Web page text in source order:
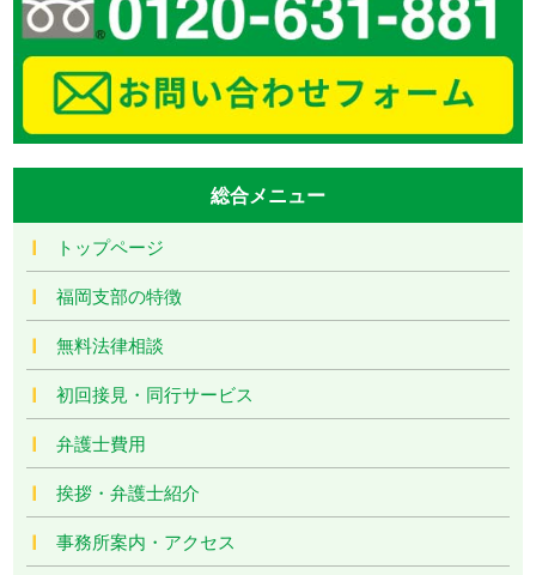
総合メニュー
トップページ
福岡支部の特徴
無料法律相談
初回接見・同行サービス
弁護士費用
挨拶・弁護士紹介
事務所案内・アクセス